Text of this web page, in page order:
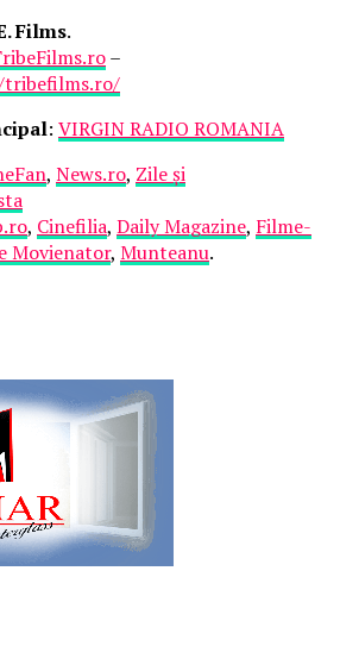
Films.
–
tribefilms.ro/
: VIRGIN RADIO ROMANIA
, News.ro, Zile și
, Cinefilia, Daily Magazine, Filme-
Movienator, Munteanu.